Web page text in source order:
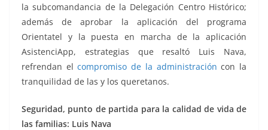
la subcomandancia de la Delegación Centro Histórico;
además de aprobar la aplicación del programa
Orientatel y la puesta en marcha de la aplicación
AsistenciApp, estrategias que resaltó Luis Nava,
refrendan elcompromiso de la administración con la
tranquilidad de las y los queretanos.
Seguridad, punto de partida para la calidad de vida de
las familias: Luis Nava